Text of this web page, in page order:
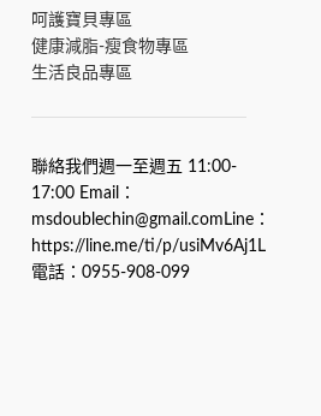
呵護寶貝專區
健康減脂-瘦食物專區
生活良品專區
聯絡我們週一至週五 11:00-
17:00 Email：
msdoublechin@gmail.comLine：
https://line.me/ti/p/usiMv6Aj1L
電話：0955-908-099